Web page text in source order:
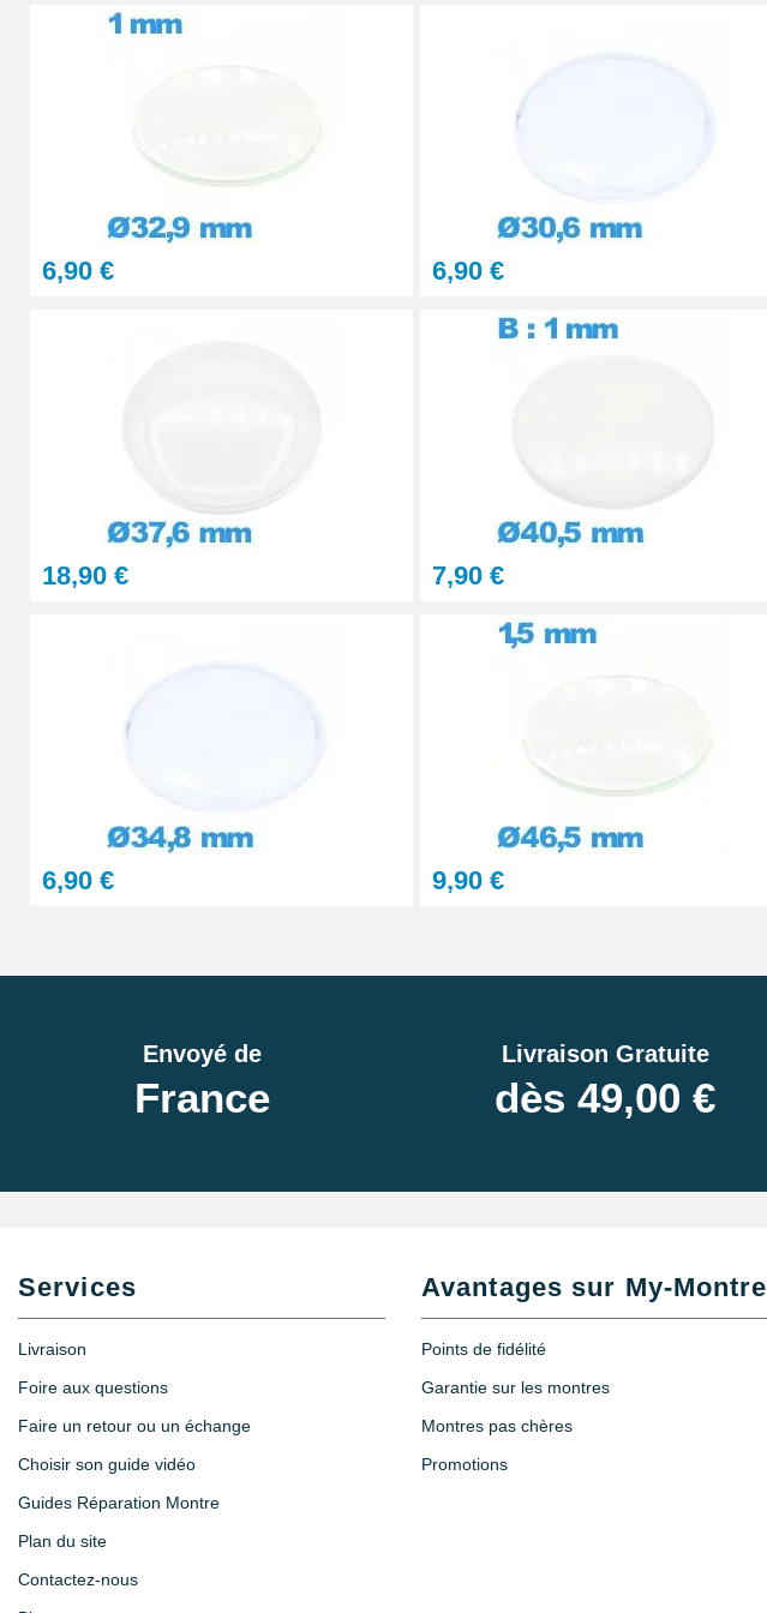
STOCK
29,90 €
60,90 €
Pince pour Changer un Verre de Montre
6,90 € 6,90 €
18,90 € 7,90 €
6,90 € 9,90 €
Envoyé de
France
Livraison Gratuite
dès 49,00 €
Services
Livraison
Foire aux questions
Faire un retour ou un échange
Choisir son guide vidéo
Guides Réparation Montre
Plan du site
Contactez-nous
Avantages sur My-Montre
Points de fidélité
Garantie sur les montres
Montres pas chères
Promotions